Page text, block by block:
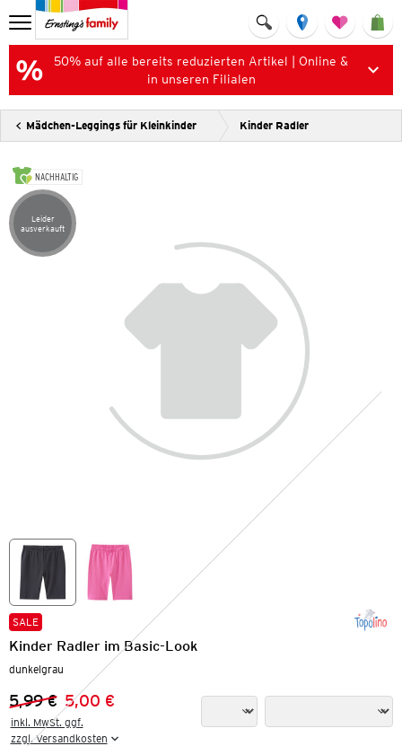
50% auf alle bereits reduzierten Artikel | Online &
in unseren Filialen
Mädchen-Leggings für Kleinkinder Kinder Radler
NACHHALTIG
Artikel leider ausverkauft
Leider
ausverkauft
SALE
Kinder Radler im Basic-Look
dunkelgrau
Vorheriger Preis:
5,99 €
Neuer Preis:
5,00 €
inkl. MwSt. ggf.
zzgl. Versandkosten